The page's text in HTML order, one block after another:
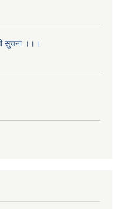
सुचना ।।।